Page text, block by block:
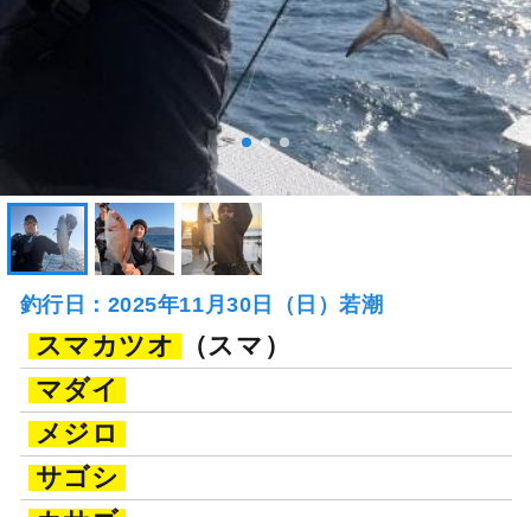
釣行日：2025年11月30日（日）若潮
スマカツオ
（スマ）
マダイ
メジロ
サゴシ